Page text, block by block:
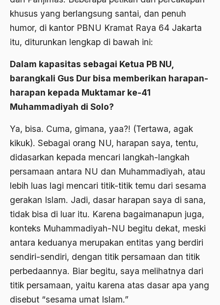
khusus yang berlangsung santai, dan penuh
humor, di kantor PBNU Kramat Raya 64 Jakarta
itu, diturunkan lengkap di bawah ini:
Dalam kapasitas sebagai Ketua PB NU,
barangkali Gus Dur bisa memberikan harapan-
harapan kepada Muktamar ke-41
Muhammadiyah di Solo?
Ya, bisa. Cuma, gimana, yaa?! (Tertawa, agak
kikuk). Sebagai orang NU, harapan saya, tentu,
didasarkan kepada mencari langkah-langkah
persamaan antara NU dan Muhammadiyah, atau
lebih luas lagi mencari titik-titik temu dari sesama
gerakan Islam. Jadi, dasar harapan saya di sana,
tidak bisa di luar itu. Karena bagaimanapun juga,
konteks Muhammadiyah-NU begitu dekat, meski
antara keduanya merupakan entitas yang berdiri
sendiri-sendiri, dengan titik persamaan dan titik
perbedaannya. Biar begitu, saya melihatnya dari
titik persamaan, yaitu karena atas dasar apa yang
disebut “sesama umat Islam.”
1986
1984
1983
1982
1981
1979
1978
1977
1976
1975
1974
1973
1972
1971
Adil dan Makmur
Adipati Unus
Administrasi Negara
Adnan Buyung Nasution
Adopsi
Adu Pinalti
Aera-Europa
Afganistan
Afiliasi Kultural
Afrika
Afrika utara
agama
Agama Asli
Agama Asli Indonesia